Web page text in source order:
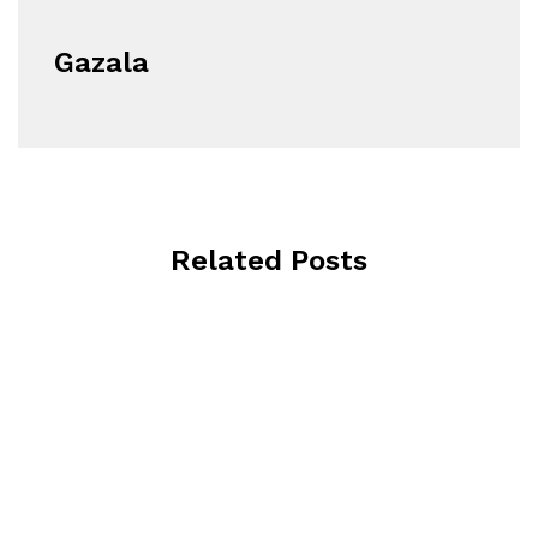
Gazala
Related Posts